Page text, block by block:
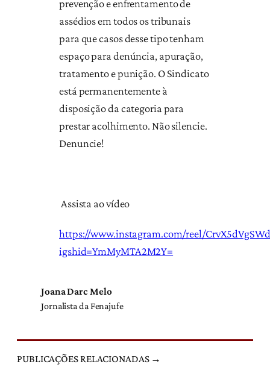
prevenção e enfrentamento de
assédios em todos os tribunais
para que casos desse tipo tenham
espaço para denúncia, apuração,
tratamento e punição. O Sindicato
está permanentemente à
disposição da categoria para
prestar acolhimento. Não silencie.
Denuncie!
Assista ao vídeo
https://www.instagram.com/reel/
igshid=YmMyMTA2M2Y=
Joana Darc Melo
Jornalista da Fenajufe
PUBLICAÇÕES RELACIONADAS →